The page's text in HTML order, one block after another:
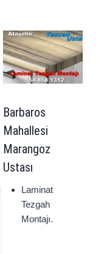
Barbaros
Mahallesi
Marangoz
Ustası
Laminat
Tezgah
Montajı.